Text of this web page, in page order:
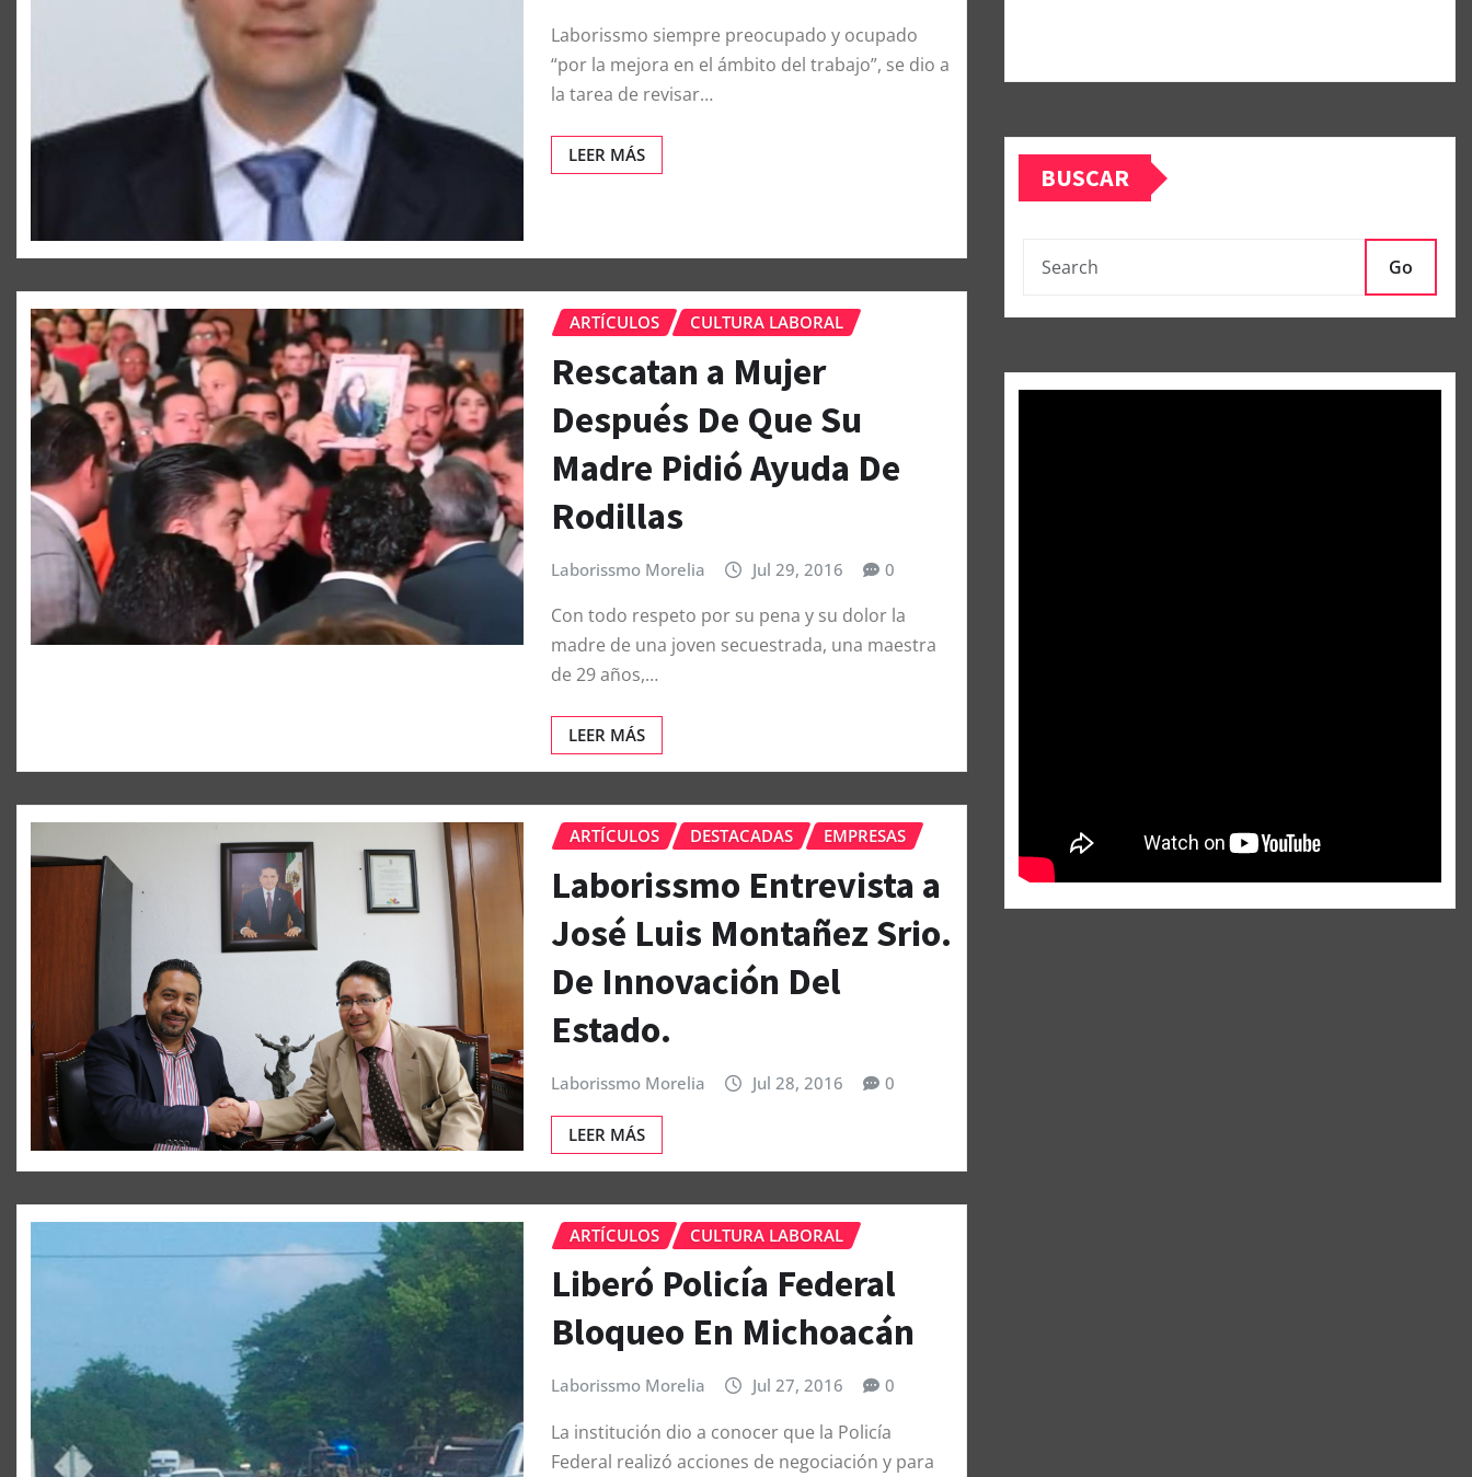
Laborissmo siempre preocupado y ocupado
“por la mejora en el ámbito del trabajo”, se dio a
la tarea de revisar…
LEER MÁS
ARTÍCULOS CULTURA LABORAL
Rescatan a Mujer
Después De Que Su
Madre Pidió Ayuda De
Rodillas
Laborissmo Morelia Jul 29, 2016 0
Con todo respeto por su pena y su dolor la
madre de una joven secuestrada, una maestra
de 29 años,…
LEER MÁS
ARTÍCULOS DESTACADAS EMPRESAS
Laborissmo Entrevista a
José Luis Montañez Srio.
De Innovación Del
Estado.
Laborissmo Morelia Jul 28, 2016 0
LEER MÁS
ARTÍCULOS CULTURA LABORAL
Liberó Policía Federal
Bloqueo En Michoacán
Laborissmo Morelia Jul 27, 2016 0
La institución dio a conocer que la Policía
Federal realizó acciones de negociación y para
BUSCAR
Go